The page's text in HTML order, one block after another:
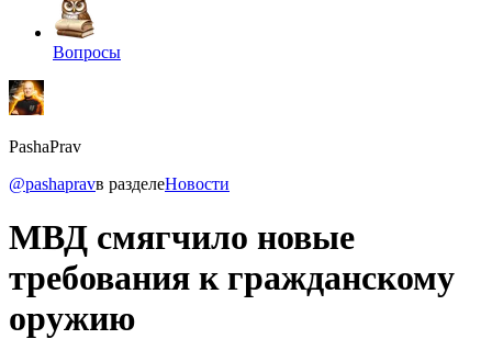
Вопросы
PashaPrav
@pashapravв разделеНовости
МВД смягчило новые
требования к гражданскому
оружию